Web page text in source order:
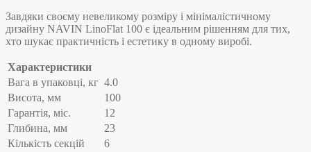
Завдяки своєму невеликому розміру і мінімалістичному
дизайну NAVIN LinoFlat 100 є ідеальним рішенням для тих,
хто шукає практичність і естетику в одному виробі.
Характеристики
Вага в упаковці, кг 4.0
Висота, мм
100
Гарантія, міс.
12
Глибина, мм
23
Кількість секцій
6